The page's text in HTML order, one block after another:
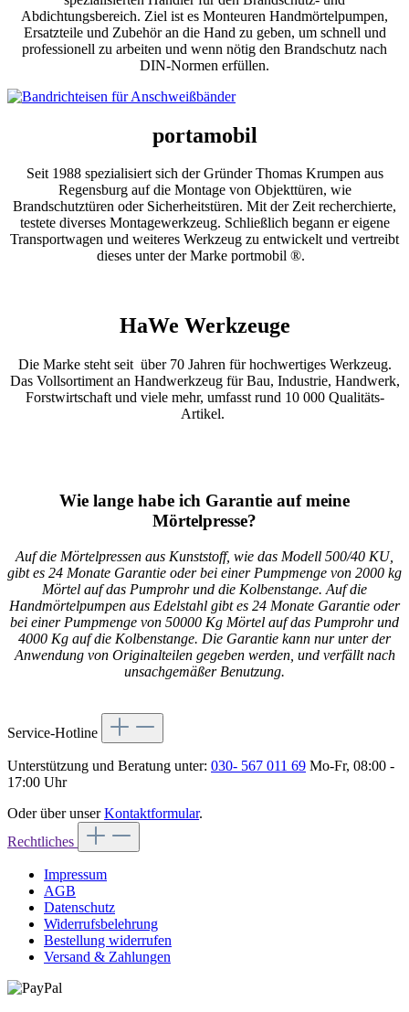
Abdichtungsbereich. Ziel ist es Monteuren Handmörtelpumpen,
Ersatzteile und Zubehör an die Hand zu geben, um schnell und
professionell zu arbeiten und wenn nötig den Brandschutz nach
DIN-Normen erfüllen.
portamobil
Seit 1988 spezialisiert sich der Gründer Thomas Krumpen aus
Regensburg auf die Montage von Objekttüren, wie
Brandschutztüren oder Sicherheitstüren. Mit der Zeit recherchierte,
testete diverses Montagewerkzeug. Schließlich begann er eigene
Transportwagen und weiteres Werkzeug zu entwickelt und vertreibt
dieses unter der Marke portmobil ®.
HaWe Werkzeuge
Die Marke steht seit über 70 Jahren für hochwertiges Werkzeug.
Das Vollsortiment an Handwerkzeug für Bau, Industrie, Handwerk,
Forstwirtschaft und viele mehr, umfasst rund 10 000 Qualitäts-
Artikel.
Wie lange habe ich Garantie auf meine
Mörtelpresse?
Auf die Mörtelpressen aus Kunststoff, wie das Modell 500/40 KU,
gibt es 24 Monate Garantie oder bei einer Pumpmenge von 2000 kg
Mörtel auf das Pumprohr und die Kolbenstange. Auf die
Handmörtelpumpen aus Edelstahl gibt es 24 Monate Garantie oder
bei einer Pumpmenge von 50000 Kg Mörtel auf das Pumprohr und
4000 Kg auf die Kolbenstange. Die Garantie kann nur unter der
Anwendung von Originalteilen gegeben werden, und verfällt nach
unsachgemäßer Benutzung.
Service-Hotline
Unterstützung und Beratung unter: 030- 567 011 69 Mo-Fr, 08:00 -
17:00 Uhr
Oder über unserKontaktformular.
Rechtliches
Impressum
AGB
Datenschutz
Widerrufsbelehrung
Bestellung widerrufen
Versand & Zahlungen